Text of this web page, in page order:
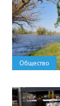
Общество